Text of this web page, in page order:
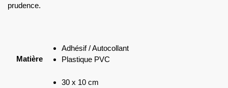
prudence.
Matière
Adhésif / Autocollant
Plastique PVC
30 x 10 cm